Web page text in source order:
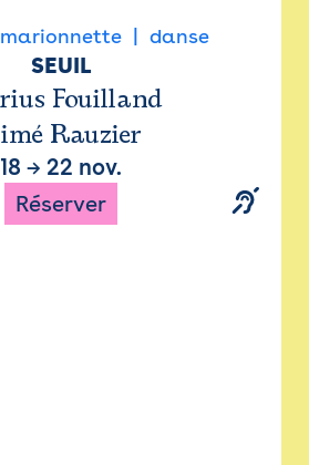
marionnette danse
SEUIL
Fouilland
Rauzier
18 → 22 nov.
Réserver